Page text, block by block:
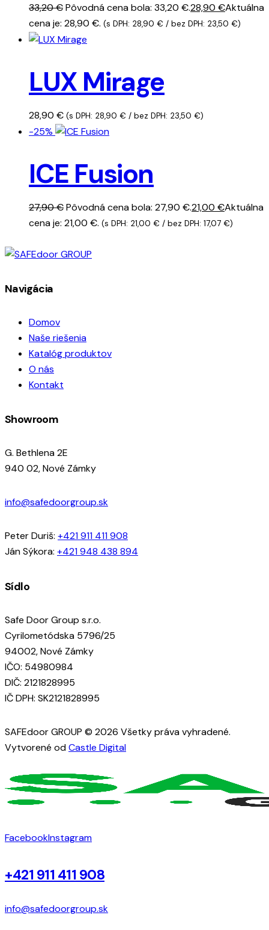
33,20€Pôvodná cena bola: 33,20 €.28,90 €Aktuálna
cena je: 28,90 €. (s DPH: 28,90 € / bez DPH: 23,50 €)
LUX Mirage
28,90 € (s DPH: 28,90 € / bez DPH: 23,50 €)
-25%
ICE Fusion
27,90€Pôvodná cena bola: 27,90 €.21,00 €Aktuálna
cena je: 21,00 €. (s DPH: 21,00 € / bez DPH: 17,07 €)
Navigácia
Domov
Naše riešenia
Katalóg produktov
O nás
Kontakt
Showroom
G. Bethlena 2E
940 02, Nové Zámky
info@safedoorgroup.sk
Peter Duriš: +421 911 411 908
Ján Sýkora: +421 948 438 894
Sídlo
Safe Door Group s.r.o.
Cyrilometódska 5796/25
94002, Nové Zámky
IČO: 54980984
DIČ: 2121828995
IČ DPH: SK2121828995
SAFEdoor GROUP © 2026 Všetky práva vyhradené.
Vytvorené odCastle Digital
FacebookInstagram
+421 911 411 908
info@safedoorgroup.sk